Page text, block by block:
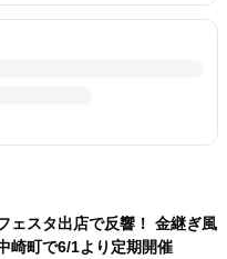
ェスタ出店で反響！ 金継ぎ風
崎町で6/1より定期開催